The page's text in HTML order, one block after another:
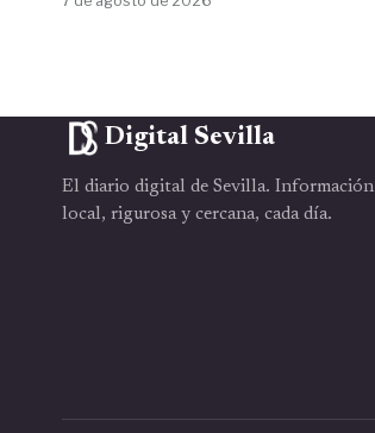
Digital Sevilla
El diario digital de Sevilla. Información
local, rigurosa y cercana, cada día.